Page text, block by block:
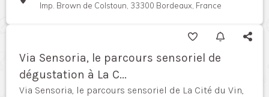
Imp. Brown de Colstoun, 33300 Bordeaux, France
Via Sensoria, le parcours sensoriel de
dégustation à La C...
Via Sensoria, le parcours sensoriel de La Cité du Vin,